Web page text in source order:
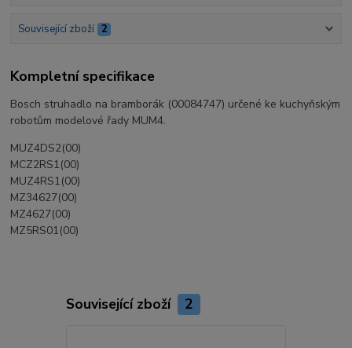
Související zboží 2
Kompletní specifikace
Bosch struhadlo na bramborák (00084747) určené ke kuchyňským
robotům modelové řady MUM4.
MUZ4DS2(00)
MCZ2RS1(00)
MUZ4RS1(00)
MZ34627(00)
MZ4627(00)
MZ5RS01(00)
Související zboží 2